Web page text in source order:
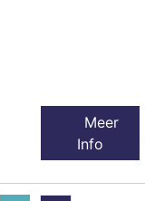
Meer
Info